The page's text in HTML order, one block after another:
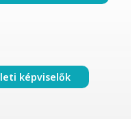
képviselők